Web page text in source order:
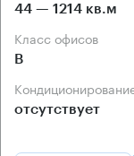
44 — 1214 кв.м
Класс офисов
B
отсутствует